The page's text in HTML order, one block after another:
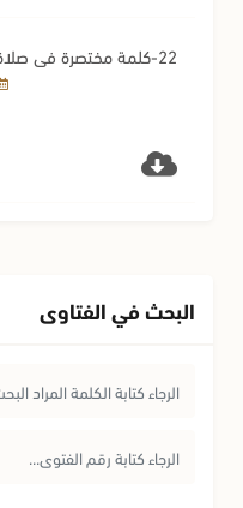
البحث في الفتاوى